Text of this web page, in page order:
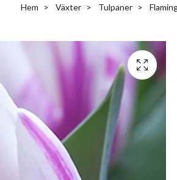
Hem Växter Tulpaner